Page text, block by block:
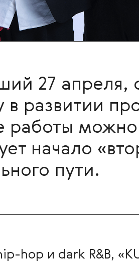
27 апреля,
развитии
работы можно
начало
пути.
hop и dark R&B,